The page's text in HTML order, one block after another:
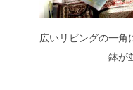
広いリビングの一角
鉢が